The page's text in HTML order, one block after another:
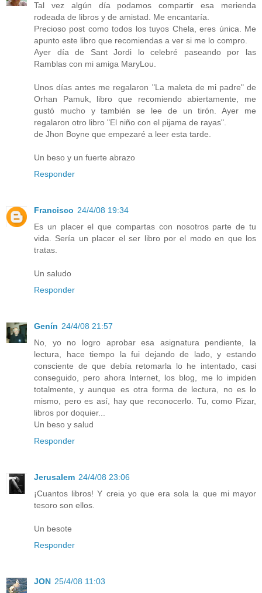
Tal vez algún día podamos compartir esa merienda
rodeada de libros y de amistad. Me encantaría.
Precioso post como todos los tuyos Chela, eres única. Me
apunto este libro que recomiendas a ver si me lo compro.
Ayer día de Sant Jordi lo celebré paseando por las
Ramblas con mi amiga MaryLou.
Unos días antes me regalaron "La maleta de mi padre" de
Orhan Pamuk, libro que recomiendo abiertamente, me
gustó mucho y también se lee de un tirón. Ayer me
regalaron otro libro "El niño con el pijama de rayas".
de Jhon Boyne que empezaré a leer esta tarde.
Un beso y un fuerte abrazo
Responder
Francisco 24/4/08 19:34
Es un placer el que compartas con nosotros parte de tu
vida. Sería un placer el ser libro por el modo en que los
tratas.
Un saludo
Responder
Genín 24/4/08 21:57
No, yo no logro aprobar esa asignatura pendiente, la
lectura, hace tiempo la fui dejando de lado, y estando
consciente de que debía retomarla lo he intentado, casi
conseguido, pero ahora Internet, los blog, me lo impiden
totalmente, y aunque es otra forma de lectura, no es lo
mismo, pero es así, hay que reconocerlo. Tu, como Pizar,
libros por doquier...
Un beso y salud
Responder
Jerusalem 24/4/08 23:06
¡Cuantos libros! Y creia yo que era sola la que mi mayor
tesoro son ellos.
Un besote
Responder
JON 25/4/08 11:03